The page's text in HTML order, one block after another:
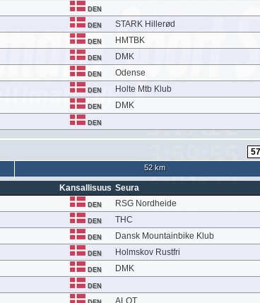
DEN
DEN
STARK Hillerød
DEN
HMTBK
DEN
DMK
DEN
Odense
DEN
Holte Mtb Klub
DEN
DMK
DEN
52 km
Kansallisuus Seura
DEN
RSG Nordheide
DEN
THC
DEN
Dansk Mountainbike Klub
DEN
Holmskov Rustfri
DEN
DMK
DEN
ALOT